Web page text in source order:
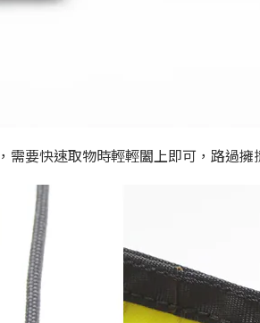
需要快速取物時輕輕闔上即可，路過